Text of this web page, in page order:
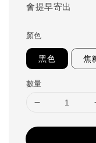
會提早寄出
顏色
黑色 焦
數量